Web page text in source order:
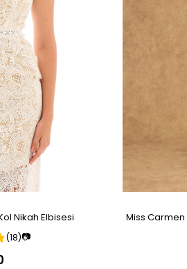
Nikah Elbisesi
(18)📷
Miss Carmen